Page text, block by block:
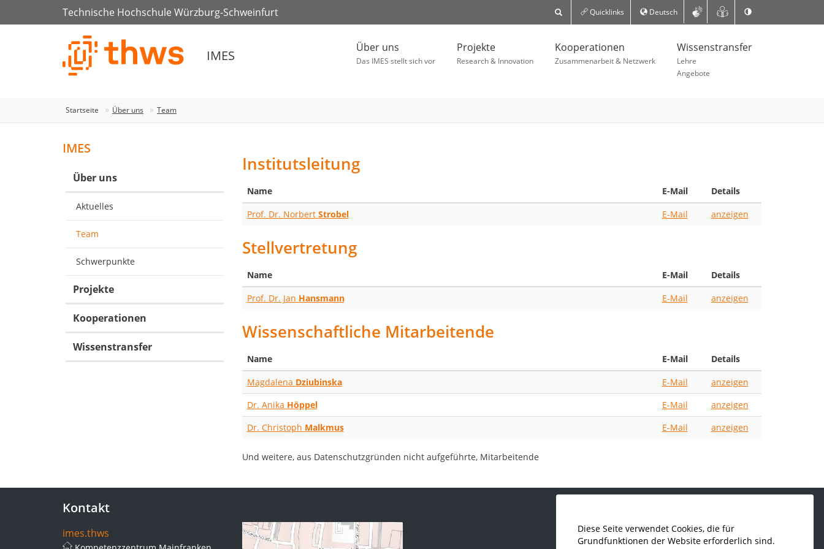
Diese Seite verwendet Cookies, die für
Grundfunktionen der Website erforderlich sind.
Technische Hochschule Würzburg-Schweinfurt Quicklinks Deutsch
IMES
Über uns
Das IMES stellt sich vor
Projekte
Research & Innovation
Kooperationen
Zusammenarbeit & Netzwerk
Wissenstransfer
Lehre
Angebote
Startseite Über uns Team
Institutsleitung
Name E-Mail
Details
Prof. Dr. Norbert Strobel E-Mail anzeigen
Stellvertretung
Name E-Mail
Details
Prof. Dr. Jan Hansmann E-Mail anzeigen
Wissenschaftliche Mitarbeitende
Name E-Mail
Details
Magdalena Dziubinska E-Mail
anzeigen
Dr. Anika Höppel E-Mail
anzeigen
Dr. Christoph Malkmus E-Mail anzeigen
Und weitere, aus Datenschutzgründen nicht aufgeführte, Mitarbeitende
IMES
Über uns
Aktuelles
Team
Schwerpunkte
Projekte
Kooperationen
Wissenstransfer
Kontakt
imes.thws